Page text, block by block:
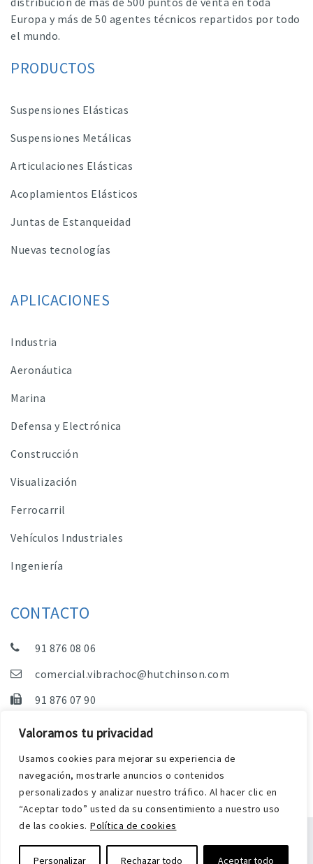
Valoramos tu privacidad
Usamos cookies para mejorar su experiencia de
navegación, mostrarle anuncios o contenidos
personalizados y analizar nuestro tráfico. Al hacer clic en
“Aceptar todo” usted da su consentimiento a nuestro uso
de las cookies. Política de cookies
Personalizar Rechazar todo Aceptar todo
Europa y más de 50 agentes técnicos repartidos por todo
el mundo.
PRODUCTOS
Suspensiones Elásticas
Suspensiones Metálicas
Articulaciones Elásticas
Acoplamientos Elásticos
Juntas de Estanqueidad
Nuevas tecnologías
APLICACIONES
Industria
Aeronáutica
Marina
Defensa y Electrónica
Construcción
Visualización
Ferrocarril
Vehículos Industriales
Ingeniería
CONTACTO
91 876 08 06
comercial.vibrachoc@hutchinson.com
91 876 07 90
Dpto. Comercial, Dpto. Técnico y Administración
C/ Vereda de las Yeguas, s/n – Pol. Industrial. El
Guijar – 28500 Arganda del Rey (Madrid)
Aviso Legal
Política de privacidad y cookies